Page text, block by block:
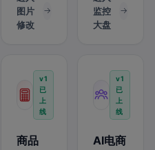
图片
修改
监控
大盘
v1
已
上
线
商品
v1
已
上
线
AI电商